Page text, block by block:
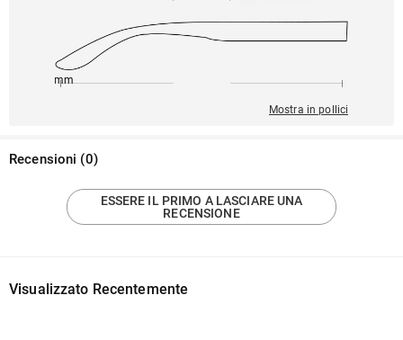
145mm
Mostra in pollici
Recensioni (0)
ESSERE IL PRIMO A LASCIARE UNA
RECENSIONE
Visualizzato Recentemente